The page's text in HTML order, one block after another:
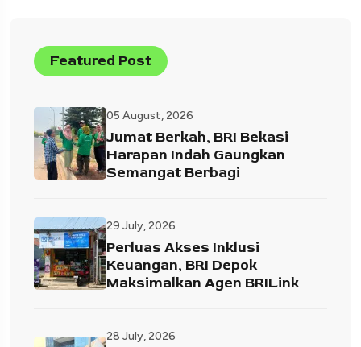
Featured Post
05 August, 2026
Jumat Berkah, BRI Bekasi
Harapan Indah Gaungkan
Semangat Berbagi
29 July, 2026
Perluas Akses Inklusi
Keuangan, BRI Depok
Maksimalkan Agen BRILink
28 July, 2026